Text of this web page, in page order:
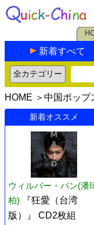
新着すべて
HOME ＞ 中国ポップ
新着オススメ
ウィルバー・パン(潘
柏)
『狂愛（台湾
版）』 CD2枚組